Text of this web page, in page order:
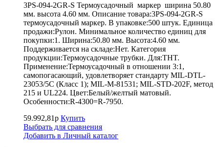
3PS-094-2GR-S Термоусадочный маркер ширина 50.80
мм. высота 4.60 мм. Описание товара:3PS-094-2GR-S
термоусадочный маркер. В упаковке:500 штук. Единица
продажи:Рулон. Минимальное количество единиц для
покупки:1. Ширина:50.80 мм. Высота:4.60 мм.
Поддерживается на складе:Нет. Категория
продукции:Термоусадочные трубки. Для:THT.
Применение:Термоусадочный в отношении 3:1,
самопогасающий, удовлетворяет стандарту MIL-DTL-
23053/5C (Класс 1); MIL-M-81531; MIL-STD-202F, метод
215 и UL224. Цвет:Белый/желтый матовый.
Особенности:R-4300=R-7950.
59.992,81р Купить
Выбрать для сравнения
Добавить в Личный каталог